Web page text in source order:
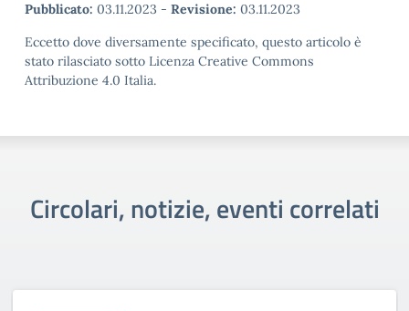
Pubblicato: 03.11.2023 - Revisione: 03.11.2023
Eccetto dove diversamente specificato, questo articolo è
stato rilasciato sotto Licenza Creative Commons
Attribuzione 4.0 Italia.
Circolari, notizie, eventi correlati